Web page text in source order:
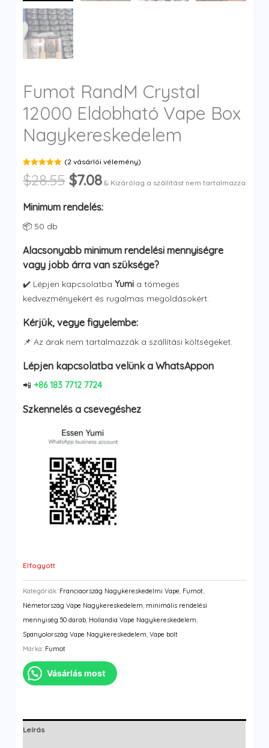
Fumot RandM Crystal
12000 Eldobható Vape Box
Nagykereskedelem
Értékelés:
5.00az 5-
ből,
2
értékelés
alapján
(2 vásárlói vélemény)
$28.55 Original
was:
$7.08Current
is:
& Kizárólag a szállítást nem tartalmazza
Minimum rendelés:
📦 50 db
Alacsonyabb minimum rendelési mennyiségre
vagy jobb árra van szüksége?
✔️ Lépjen kapcsolatbaYumi a tömeges
kedvezményekért és rugalmas megoldásokért.
Kérjük, vegye figyelembe:
📌 Az árak nem tartalmazzák a szállítási költségeket.
Lépjen kapcsolatba velünk a WhatsAppon
📲+86 183 7712 7724
Szkennelés a csevegéshez
Elfogyott
Kategóriák: Franciaország Nagykereskedelmi Vape, Fumot,
Németország Vape Nagykereskedelem, minimális rendelési
mennyiség 50 darab, Hollandia Vape Nagykereskedelem,
Spanyolország Vape Nagykereskedelem,Vape bolt
Márka: Fumot
Vásárlás most
Leírás